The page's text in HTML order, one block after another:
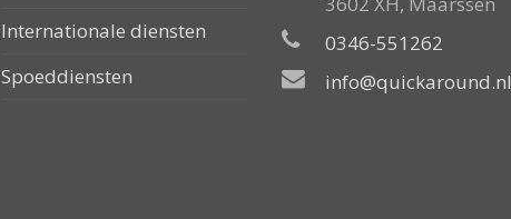
Internationale diensten
Spoeddiensten
0346-551262
info@quickaround.nl